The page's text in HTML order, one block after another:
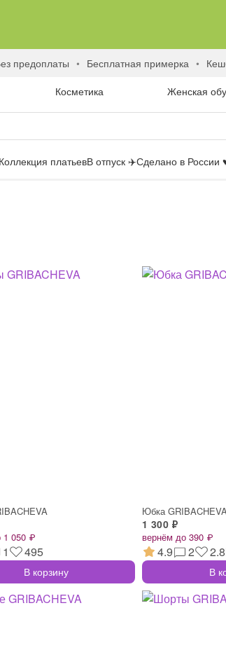
без предоплаты бесплатная примерка
Косметика Женская
Коллекция платьевВ отпуск ✈️Сделано в России
1 050 ₽
1 495
В корзину
Юбка
1 300 ₽
вернём до 390 ₽
4.9 2
В